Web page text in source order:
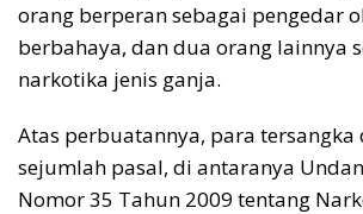
orang berperan sebagai pengedar
berbahaya, dan dua orang lainnya
narkotika jenis ganja.
Atas perbuatannya, para
sejumlah pasal, di antaranya
Nomor 35 Tahun 2009 tentang